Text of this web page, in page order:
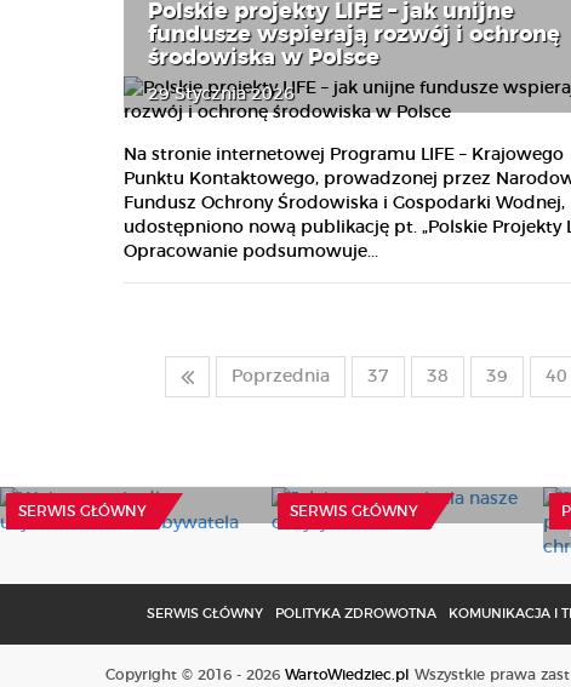
Polskie projekty LIFE – jak unijne
fundusze wspierają rozwój i ochronę
środowiska w Polsce
29 Stycznia 2026
Na stronie internetowej Programu LIFE – Krajowego
Punktu Kontaktowego, prowadzonej przez
Fundusz Ochrony Środowiska i Gospodarki Wodnej,
udostępniono nową publikację pt. „Polskie Projekty
Opracowanie podsumowuje...
Poprzednia 37 38 39 40
SERWIS GŁÓWNY
28 Lipca 2026 SERWIS GŁÓWNY
23 Lipca 2026
SERWIS GŁÓWNY POLITYKA ZDROWOTNA KOMUNIKACJA I
Copyright © 2016 - 2026 WartoWiedziec.pl Wszystkie prawa